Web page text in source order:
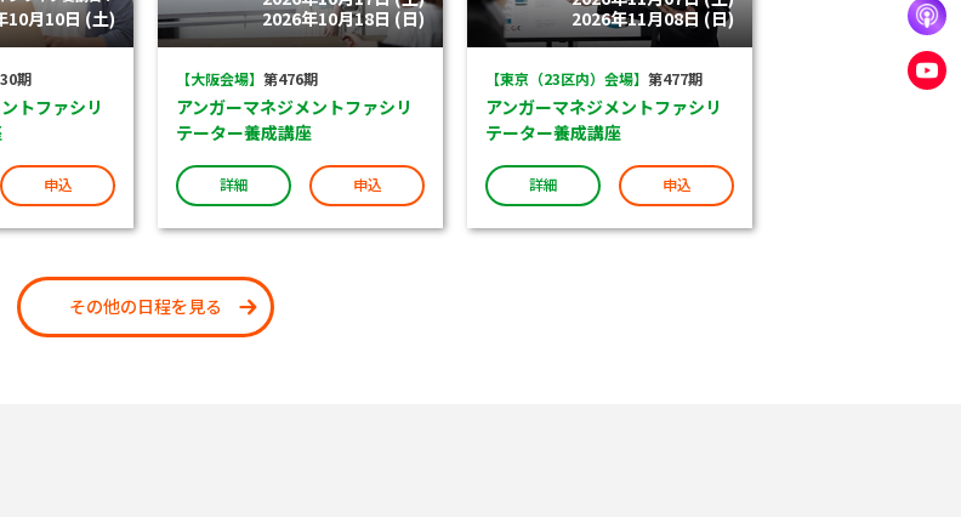
10月10日 (土)
期
トファシリ
申込
2026年10月18日 (日)
【大阪会場】 第476期
アンガーマネジメントファシリ
テーター養成講座
詳細 申込
2026年11月08日 (日)
【東京（23区内）会場】 第477期
アンガーマネジメントファシリ
テーター養成講座
詳細 申込
その他の日程を見る